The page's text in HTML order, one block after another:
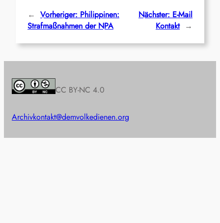
← Vorheriger: Philippinen:
Strafmaßnahmen der NPA
Nächster: E-Mail
Kontakt →
CC BY-NC 4.0
Archivkontakt@demvolkedienen.org